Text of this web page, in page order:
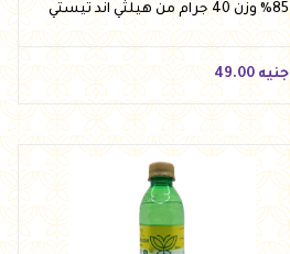
85% وزن 40 جرام من هيلثي اند تيستي
جنيه 49.00
جنيه